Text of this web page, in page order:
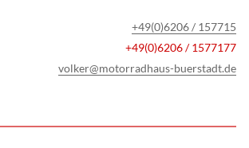
+49(0)6206 / 157715
+49(0)6206 / 1577177
volker@motorradhaus-buerstadt.de